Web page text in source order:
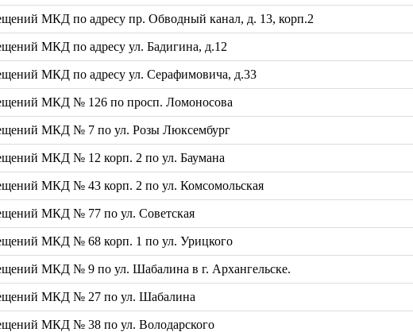
МКД по адресу пр. Обводный канал, д. 13, корп.2
МКД по адресу ул. Бадигина, д.12
МКД по адресу ул. Серафимовича, д.33
МКД № 126 по просп. Ломоносова
МКД № 7 по ул. Розы Люксембург
МКД № 12 корп. 2 по ул. Баумана
МКД № 43 корп. 2 по ул. Комсомольская
МКД № 77 по ул. Советская
МКД № 68 корп. 1 по ул. Урицкого
МКД № 9 по ул. Шабалина в г. Архангельске.
МКД № 27 по ул. Шабалина
МКД № 38 по ул. Володарского